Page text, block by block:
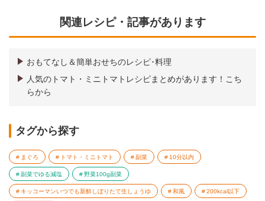
関連レシピ・記事があります
おもてなし＆簡単おせちのレシピ･料理
人気のトマト・ミニトマトレシピまとめがあります！こち
らから
タグから探す
まぐろ トマト・ミニトマト 副菜 10分以内
副菜でゆる減塩 野菜100g副菜
キッコーマンいつでも新鮮しぼりたて生しょうゆ 和風 200kcal以下